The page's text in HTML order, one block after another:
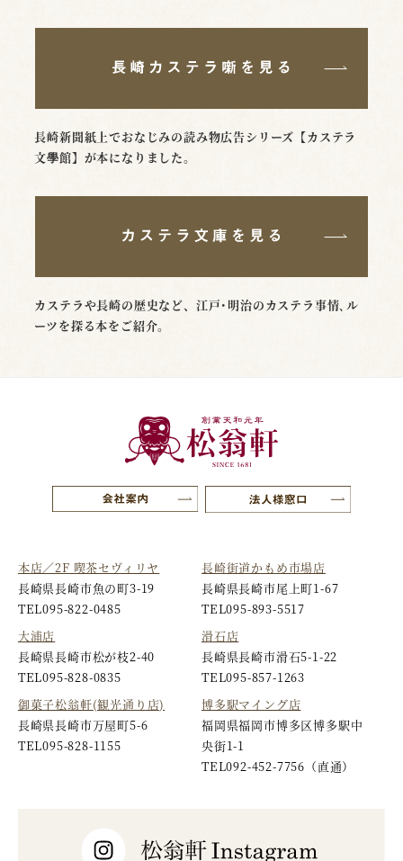
長崎新聞紙上でおなじみの読み物広告シリーズ【カステラ
文學館】が本になりました。
カステラや長崎の歴史など、江戸･明治のカステラ事情､ル
ーツを探る本をご紹介。
本店／2F 喫茶セヴィリヤ
長崎県長崎市魚の町3-19
TEL095-822-0485
大浦店
長崎県長崎市松が枝2-40
TEL095-828-0835
御菓子松翁軒(観光通り店)
長崎県長崎市万屋町5-6
TEL095-828-1155
長崎街道かもめ市場店
長崎県長崎市尾上町1-67
TEL095-893-5517
滑石店
長崎県長崎市滑石5-1-22
TEL095-857-1263
博多駅マイング店
福岡県福岡市博多区博多駅中
央街1-1
TEL092-452-7756 （直通）